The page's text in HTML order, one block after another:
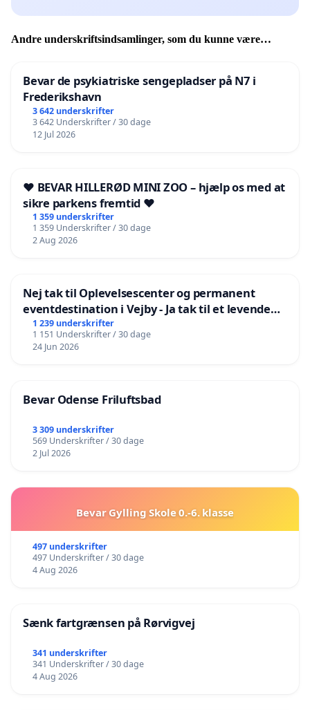
Andre underskriftsindsamlinger, som du kunne være
Bevar de psykiatriske sengepladser på N7 i
Frederikshavn
3 642 underskrifter
3 642 Underskrifter / 30 dage
12 Jul 2026
❤️ BEVAR HILLERØD MINI ZOO – hjælp os med at
sikre parkens fremtid ❤️
1 359 underskrifter
1 359 Underskrifter / 30 dage
2 Aug 2026
Nej tak til Oplevelsescenter og permanent
eventdestination i Vejby - Ja tak til et levende
lokalområde i balance
1 239 underskrifter
1 151 Underskrifter / 30 dage
24 Jun 2026
Bevar Odense Friluftsbad
3 309 underskrifter
569 Underskrifter / 30 dage
2 Jul 2026
Bevar Gylling Skole 0.-6. klasse
497 underskrifter
497 Underskrifter / 30 dage
4 Aug 2026
Sænk fartgrænsen på Rørvigvej
341 underskrifter
341 Underskrifter / 30 dage
4 Aug 2026